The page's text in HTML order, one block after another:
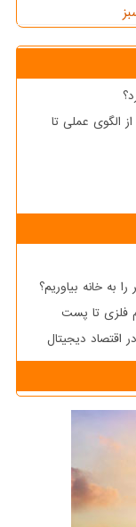
الگوی عملی تا
به خانه بیاوریم؟
فلزی تا پست
اقتصاد دیجیتال